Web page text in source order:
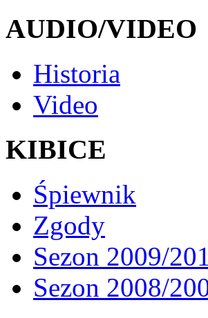
AUDIO/VIDEO
Historia
Video
KIBICE
Śpiewnik
Zgody
Sezon 2009/
Sezon 2008/